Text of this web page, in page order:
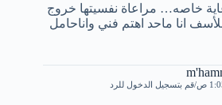
خاصه… مراعاة نفسيتها خروج
انا ماحد اهتم فني واناحامل
قم بتسجيل الدخول للرد